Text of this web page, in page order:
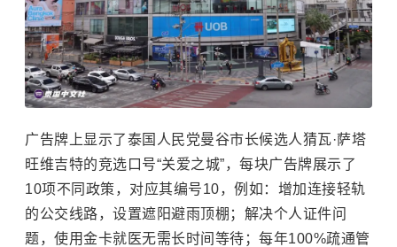
广告牌上显示了泰国人民党曼谷市长候选人猜瓦·萨塔
旺维吉特的竞选口号“关爱之城”，每块广告牌展示了
10项不同政策，对应其编号10，例如：增加连接轻轨
的公交线路，设置遮阳避雨顶棚；解决个人证件问
题，使用金卡就医无需长时间等待；每年100%疏通管